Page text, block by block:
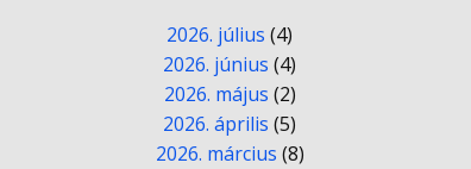
2026. július (4)
2026. június (4)
2026. május (2)
2026. április (5)
2026. március (8)